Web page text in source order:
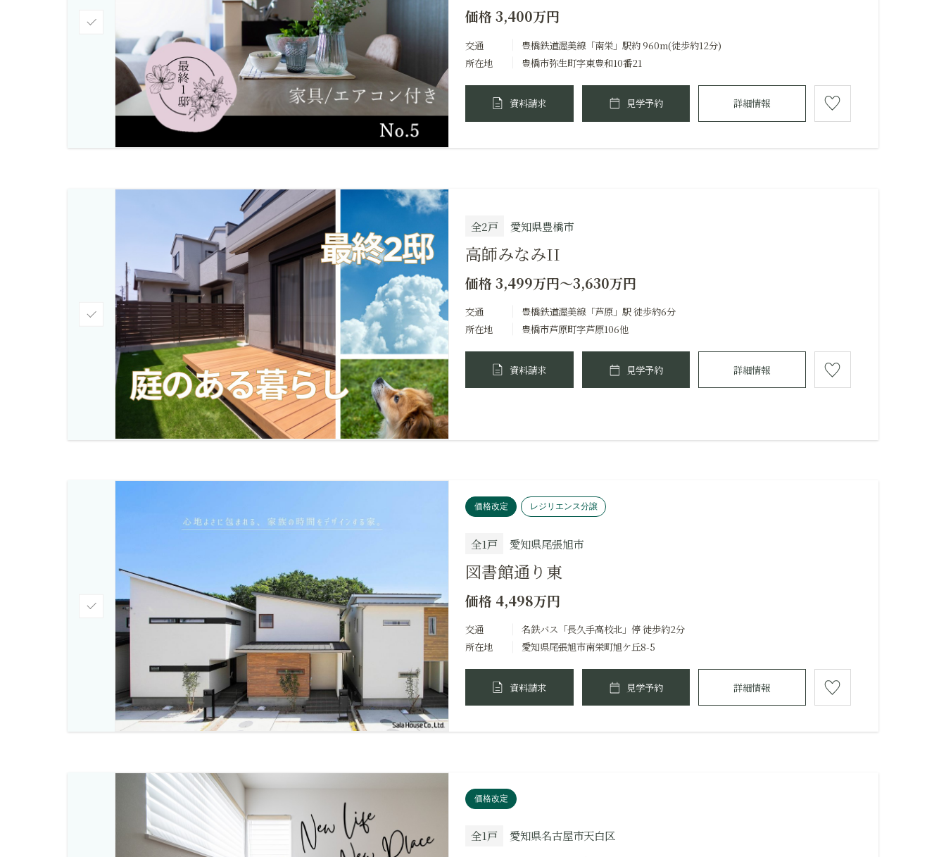
価格 3,400万円
交通
豊橋鉄道渥美線「南栄」駅約 960m(徒歩約12分)
所在地
豊橋市弥生町字東豊和10番21
資料請求 見学予約 詳細情報
全2戸 愛知県豊橋市
高師みなみII
価格 3,499万円～3,630万円
交通
豊橋鉄道渥美線「芦原」駅 徒歩約6分
所在地
豊橋市芦原町字芦原106他
資料請求 見学予約 詳細情報
価格改定 レジリエンス分譲
全1戸 愛知県尾張旭市
図書館通り東
価格 4,498万円
交通
名鉄バス「長久手高校北」停 徒歩約2分
所在地
愛知県尾張旭市南栄町旭ケ丘8-5
資料請求 見学予約 詳細情報
価格改定
全1戸 愛知県名古屋市天白区